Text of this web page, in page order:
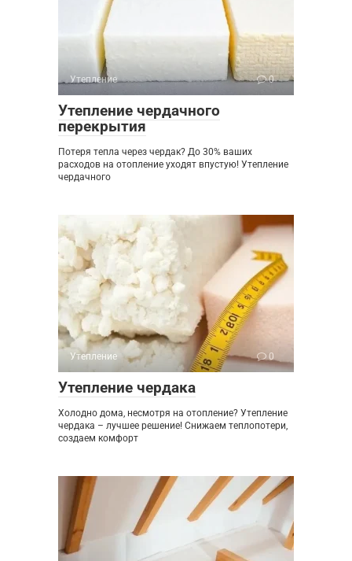
Утепление 0
Утепление чердачного
перекрытия
Потеря тепла через чердак? До 30% ваших
расходов на отопление уходят впустую! Утепление
чердачного
Утепление 0
Утепление чердака
Холодно дома, несмотря на отопление? Утепление
чердака – лучшее решение! Снижаем теплопотери,
создаем комфорт